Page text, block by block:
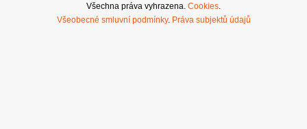
Všechna práva vyhrazena. Cookies.
Všeobecné smluvní podmínky. Práva subjektů údajů